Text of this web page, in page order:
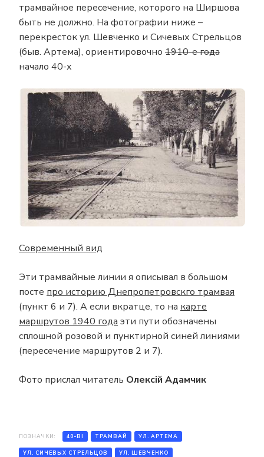
трамвайное пересечение, которого на Ширшова
быть не должно. На фотографии ниже –
перекресток ул. Шевченко и Сичевых Стрельцов
(быв. Артема), ориентировочно 1910-е года
начало 40-х
Современный вид
Эти трамвайные линии я описывал в большом
посте про историю Днепропетровскго трамвая
(пункт 6 и 7). А если вкратце, то на карте
маршрутов 1940 года эти пути обозначены
сплошной розовой и пунктирной синей линиями
(пересечение маршрутов 2 и 7).
Фото прислал читатель Олексій Адамчик
ПОЗНАЧКИ: 40-ВІ ТРАМВАЙ УЛ. АРТЕМА
УЛ. СИЧЕВЫХ СТРЕЛЬЦОВ УЛ. ШЕВЧЕНКО